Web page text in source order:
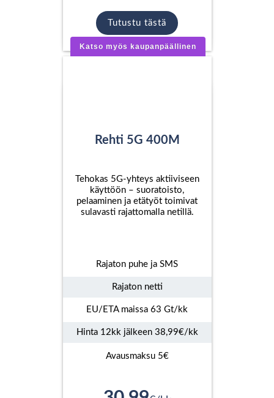
Tutustu tästä
Katso myös kaupanpäällinen
Rehti 5G 400M
Tehokas 5G-yhteys aktiiviseen
käyttöön – suoratoisto,
pelaaminen ja etätyöt toimivat
sulavasti rajattomalla netillä.
Rajaton puhe ja SMS
Rajaton netti
EU/ETA maissa 63 Gt/kk
Hinta 12kk jälkeen 38,99€/kk
Avausmaksu 5€